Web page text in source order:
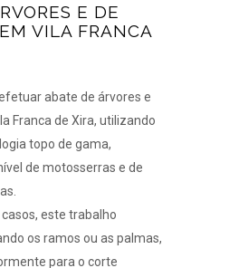
E DE
VILA FRANCA
abate de árvores e
Franca de Xira, utilizando
topo de gama,
de motosserras e de
este trabalho
os ramos ou as palmas,
para o corte